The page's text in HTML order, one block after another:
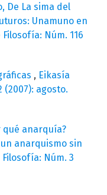
De La sima del
Unamuno en
Núm. 116
, Eikasía
(2007): agosto.
qué anarquía?
anarquismo sin
Núm. 3